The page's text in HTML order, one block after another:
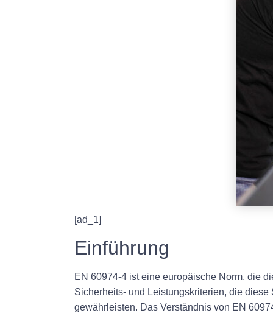
[ad_1]
Einführung
EN 60974-4 ist eine europäische Norm, die
Sicherheits- und Leistungskriterien, die
gewährleisten. Das Verständnis von EN